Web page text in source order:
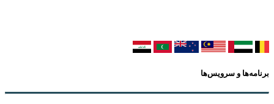
برنامه‌ها و سرویس‌ها